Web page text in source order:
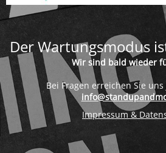
Der Wartungsmodus
Wir sind bald wieder
Bei Fragen erreichen Sie
Impressum &